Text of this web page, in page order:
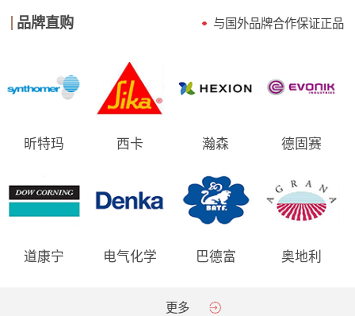
品牌直购 与国外品牌合作保证正品
昕特玛 西卡 瀚森 德固赛
道康宁 电气化学 巴德富 奥地利
更多